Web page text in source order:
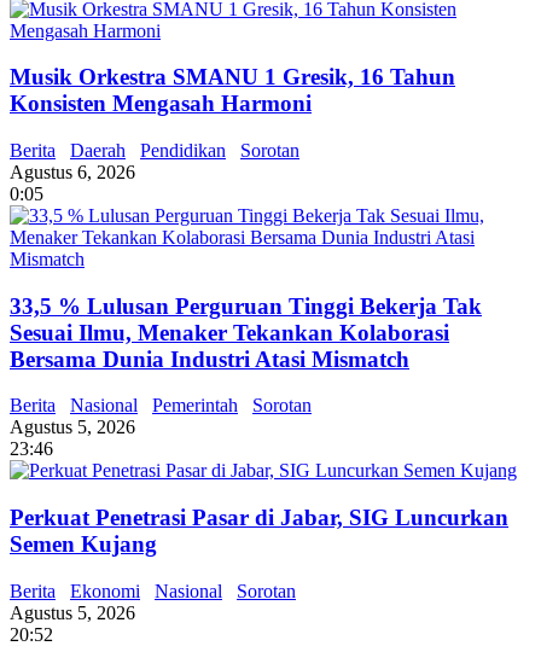
Musik Orkestra SMANU 1 Gresik, 16 Tahun
Konsisten Mengasah Harmoni
Berita Daerah Pendidikan
Sorotan
Agustus 6, 2026
0:05
33,5 % Lulusan Perguruan Tinggi Bekerja Tak
Sesuai Ilmu, Menaker Tekankan Kolaborasi
Bersama Dunia Industri Atasi Mismatch
Berita Nasional Pemerintah
Sorotan
Agustus 5, 2026
23:46
Perkuat Penetrasi Pasar di Jabar, SIG Luncurkan
Semen Kujang
Berita Ekonomi Nasional
Sorotan
Agustus 5, 2026
20:52